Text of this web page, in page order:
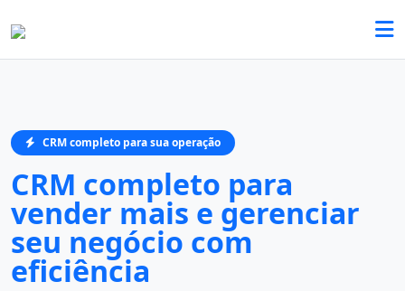
CRM completo para sua operação
CRM completo para
vender mais e gerenciar
seu negócio com
eficiência